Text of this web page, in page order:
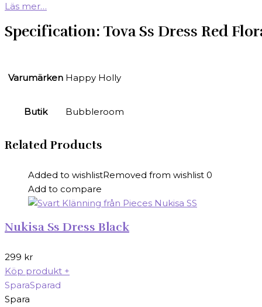
Läs mer…
Specification: Tova Ss Dress Red
Varumärken Happy Holly
Butik Bubbleroom
Related Products
Added to wishlistRemoved from wishlist 0
Add to compare
Nukisa Ss Dress Black
299 kr
Köp produkt +
SparaSparad
Spara